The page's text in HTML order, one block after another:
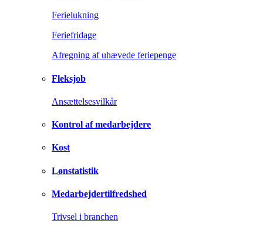
Ferielukning
Feriefridage
Afregning af uhævede feriepenge
Fleksjob
Ansættelsesvilkår
Kontrol af medarbejdere
Kost
Lønstatistik
Medarbejdertilfredshed
Trivsel i branchen